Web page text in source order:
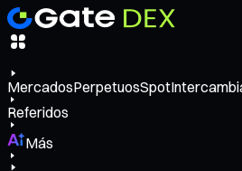
MercadosPerpetuosSpot
Referidos
Más